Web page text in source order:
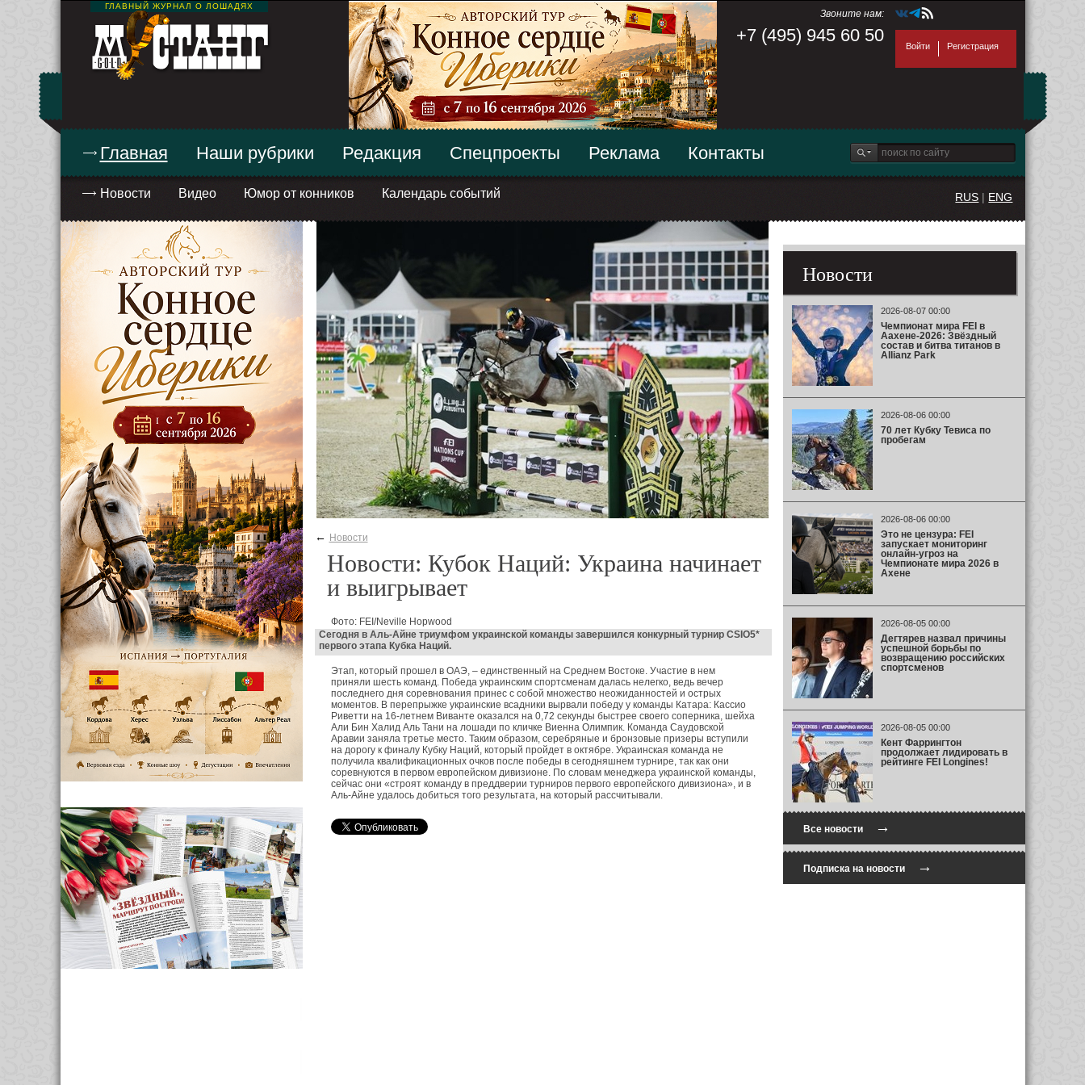
ГЛАВНЫЙ ЖУРНАЛ О ЛОШАДЯХ
Звоните нам:
+7 (495) 945 60 50
Войти Регистрация
Главная
Новости Видео Юмор от конников Календарь событий
Наши рубрики Редакция Спецпроекты Реклама Контакты
RUS | ENG
← Новости
Новости: Кубок Наций: Украина начинает
и выигрывает
Фото: FEI/Neville Hopwood
Сегодня в Аль-Айне триумфом украинской команды завершился конкурный турнир CSIO5*
первого этапа Кубка Наций.
Этап, который прошел в ОАЭ, – единственный на Среднем Востоке. Участие в нем
приняли шесть команд. Победа украинским спортсменам далась нелегко, ведь вечер
последнего дня соревнования принес с собой множество неожиданностей и острых
моментов. В перепрыжке украинские всадники вырвали победу у команды Катара: Кассио
Риветти на 16-летнем Виванте оказался на 0,72 секунды быстрее своего соперника, шейха
Али Бин Халид Аль Тани на лошади по кличке Виенна Олимпик. Команда Саудовской
Аравии заняла третье место. Таким образом, серебряные и бронзовые призеры вступили
на дорогу к финалу Кубку Наций, который пройдет в октябре. Украинская команда не
получила квалификационных очков после победы в сегодняшнем турнире, так как они
соревнуются в первом европейском дивизионе. По словам менеджера украинской команды,
сейчас они «строят команду в преддверии турниров первого европейского дивизиона», и в
Аль-Айне удалось добиться того результата, на который рассчитывали.
Новости
2026-08-07 00:00
Чемпионат мира FEI в
Аахене-2026: Звёздный
состав и битва титанов в
Allianz Park
2026-08-06 00:00
70 лет Кубку Тевиса по
пробегам
2026-08-06 00:00
Это не цензура: FEI
запускает мониторинг
онлайн-угроз на
Чемпионате мира 2026 в
Ахене
2026-08-05 00:00
Дегтярев назвал причины
успешной борьбы по
возвращению российских
спортсменов
2026-08-05 00:00
Кент Фаррингтон
продолжает лидировать в
рейтинге FEI Longines!
Все новости→
Подписка на новости→